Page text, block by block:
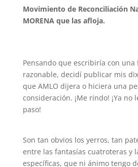
Movimiento de Reconciliación
MORENA que las afloja.
Pensando que escribiría con una
razonable, decidí publicar mis
que AMLO dijera o hiciera una
consideración. ¡Me rindo! ¡Ya no
paso!
Son tan obvios los yerros, tan
entre las fantasías cuatroteras y
específicas, que ni ánimo tengo